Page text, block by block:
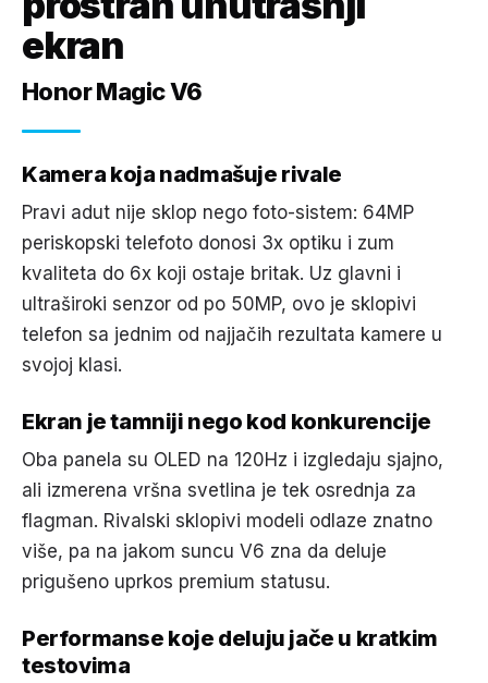
ekran
Honor Magic V6
Kamera koja nadmašuje rivale
Pravi adut nije sklop nego foto-sistem: 64MP
periskopski telefoto donosi 3x optiku i zum
kvaliteta do 6x koji ostaje britak. Uz glavni i
ultraširoki senzor od po 50MP, ovo je sklopivi
telefon sa jednim od najjačih rezultata kamere u
svojoj klasi.
Ekran je tamniji nego kod konkurencije
Oba panela su OLED na 120Hz i izgledaju sjajno,
ali izmerena vršna svetlina je tek osrednja za
flagman. Rivalski sklopivi modeli odlaze znatno
više, pa na jakom suncu V6 zna da deluje
prigušeno uprkos premium statusu.
Performanse koje deluju jače u kratkim
testovima